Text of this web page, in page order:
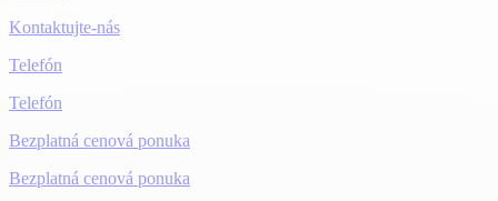
Kontaktujte-nás
Telefón
Telefón
Bezplatná cenová ponuka
Bezplatná cenová ponuka